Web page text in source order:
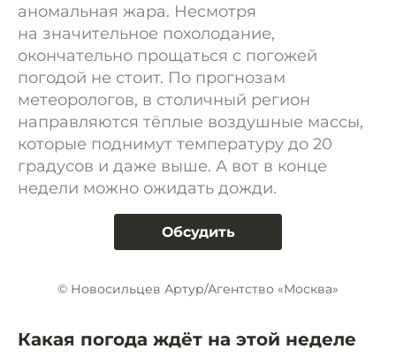
аномальная жара. Несмотря
на значительное похолодание,
окончательно прощаться с погожей
погодой не стоит. По прогнозам
метеорологов, в столичный регион
направляются тёплые воздушные массы,
которые поднимут температуру до 20
градусов и даже выше. А вот в конце
недели можно ожидать дожди.
Обсудить
© Новосильцев Артур/Агентство «Москва»
Какая погода ждёт на этой неделе